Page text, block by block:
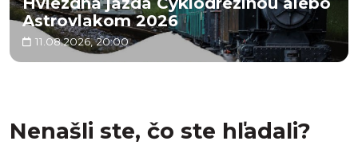
Astrovlakom 2026
11.08.2026, 20:00
Nenašli ste, čo ste hľadali?